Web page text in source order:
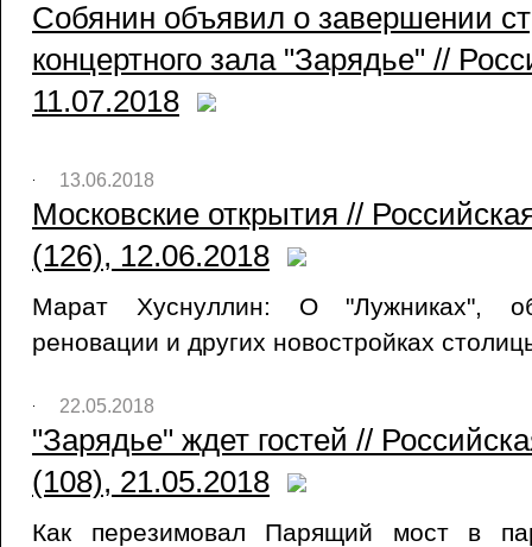
Собянин объявил о завершении
концертного зала "Зарядье" //
11.07.2018
13.06.2018
Московские открытия //
(126), 12.06.2018
Марат Хуснуллин: О "Лужниках",
реновации и других новостройках
22.05.2018
"Зарядье" ждет гостей //
(108), 21.05.2018
Как перезимовал Парящий мост в